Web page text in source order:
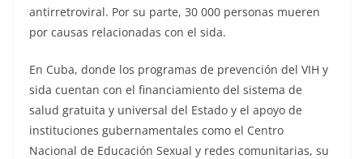
antirretroviral. Por su parte, 30 000 personas mueren
por causas relacionadas con el sida.
En Cuba, donde los programas de prevención del VIH y
sida cuentan con el financiamiento del sistema de
salud gratuita y universal del Estado y el apoyo de
instituciones gubernamentales como el Centro
Nacional de Educación Sexual y redes comunitarias, su